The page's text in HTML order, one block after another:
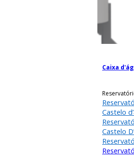
Caixa
Castelo
Castelo